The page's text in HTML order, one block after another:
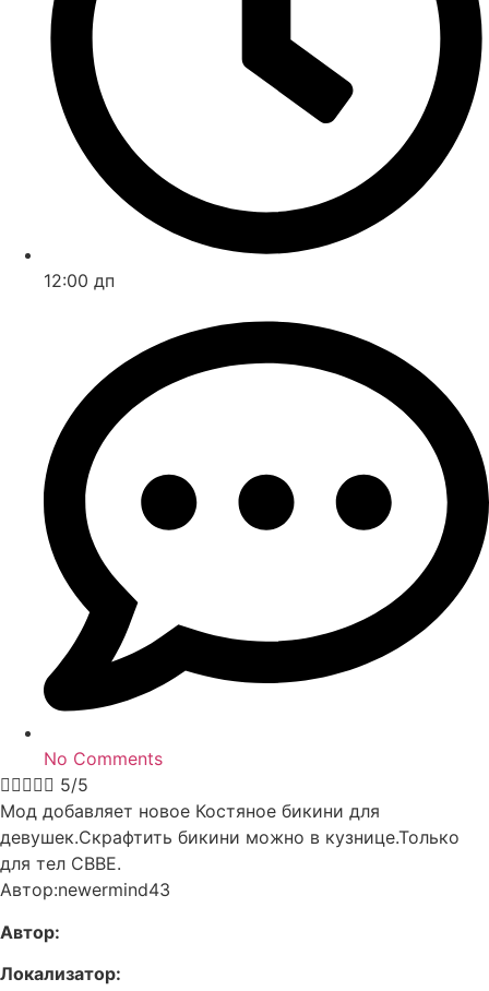
12:00 дп
No Comments
 5/5
Мод добавляет новое Костяное бикини для
девушек.Скрафтить бикини можно в кузнице.Только
для тел CBBE.
Автор:newermind43
Автор:
Локализатор: